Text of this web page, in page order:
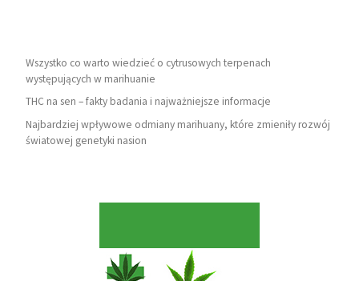
Wszystko co warto wiedzieć o cytrusowych terpenach
występujących w marihuanie
THC na sen – fakty badania i najważniejsze informacje
Najbardziej wpływowe odmiany marihuany, które zmieniły rozwój
światowej genetyki nasion